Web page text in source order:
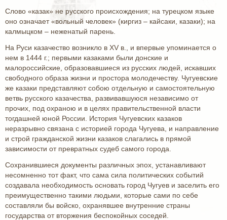
Слово «казак» не русского происхождения; на турецком языке
оно означает «вольный человек» (киргиз – кайсаки, казаки); на
калмыцком – неженатый парень.
На Руси казачество возникло в XV в., и впервые упоминается о
нем в 1444 г.; первыми казаками были донские и
малороссийские, образовавшиеся из русских людей, искавших
свободного образа жизни и простора молодечеству. Чугуевские
же казаки представляют собою отдельную и самостоятельную
ветвь русского казачества, развивавшуюся независимо от
прочих, под охраною и в целях правительственной власти
тогдашней юной России. История Чугуевских казаков
неразрывно связана с историей города Чугуева, и направление
и строй гражданской жизни казаков слагались в прямой
зависимости от превратных судеб самого города.
Сохранившиеся документы различных эпох, устанавливают
несомненно тот факт, что сама сила политических событий
создавала необходимость основать город Чугуев и заселить его
преимущественно такими людьми, которые сами по себе
составляли бы войско, охранявшее внутренние страны
государства от вторжения беспокойных соседей.